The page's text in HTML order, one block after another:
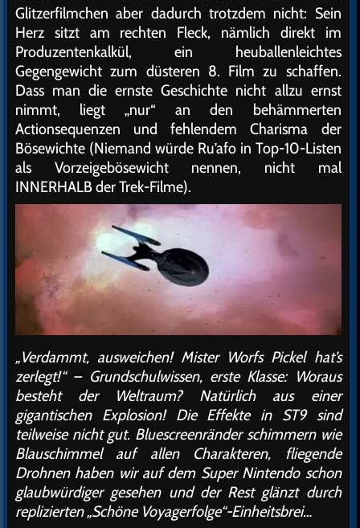
Glitzerfilmchen aber dadurch trotzdem nicht: Sein
Herz sitzt am rechten Fleck, nämlich direkt im
Produzentenkalkül, ein heuballenleichtes
Gegengewicht zum düsteren 8. Film zu schaffen.
Dass man die ernste Geschichte nicht allzu ernst
nimmt, liegt „nur“ an den behämmerten
Actionsequenzen und fehlendem Charisma der
Bösewichte (Niemand würde Ru’afo in Top-10-Listen
als Vorzeigebösewicht nennen, nicht mal
INNERHALB der Trek-Filme).
„Verdammt, ausweichen! Mister Worfs Pickel hat’s
zerlegt!“ – Grundschulwissen, erste Klasse: Woraus
besteht der Weltraum? Natürlich aus einer
gigantischen Explosion! Die Effekte in ST9 sind
teilweise nicht gut. Bluescreenränder schimmern wie
Blauschimmel auf allen Charakteren, fliegende
Drohnen haben wir auf dem Super Nintendo schon
glaubwürdiger gesehen und der Rest glänzt durch
replizierten „Schöne Voyagerfolge“-Einheitsbrei…